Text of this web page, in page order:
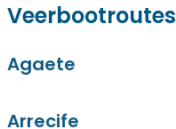
Veerbootroutes
Agaete
Arrecife